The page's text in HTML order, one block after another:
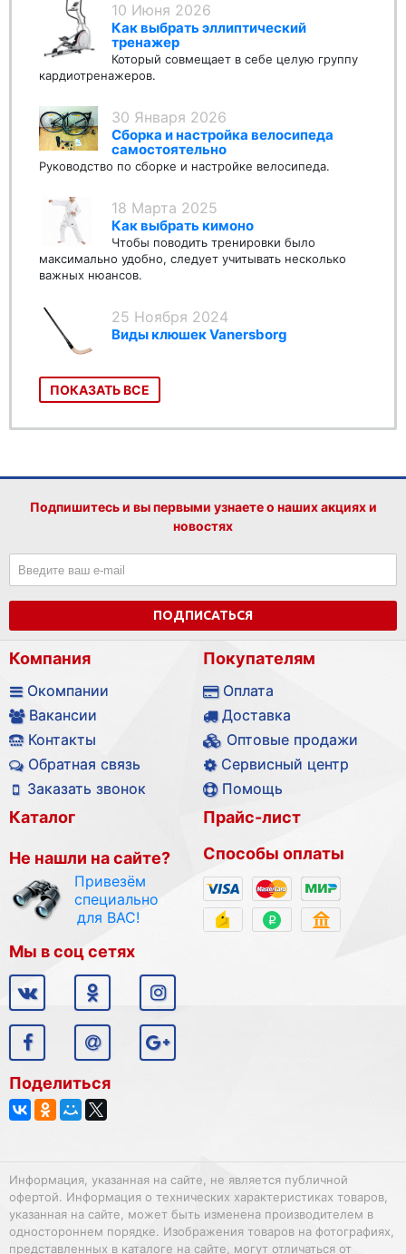
10 Июня 2026
Как выбрать эллиптический
тренажер
Который совмещает в себе целую группу
кардиотренажеров.
30 Января 2026
Сборка и настройка велосипеда
самостоятельно
Руководство по сборке и настройке велосипеда.
18 Марта 2025
Как выбрать кимоно
Чтобы поводить тренировки было
максимально удобно, следует учитывать несколько
важных нюансов.
25 Ноября 2024
Виды клюшек Vanersborg
ПОКАЗАТЬ ВСЕ
Подпишитесь и вы первыми узнаете о наших акциях и
новостях
ПОДПИСАТЬСЯ
Компания
Окомпании
Вакансии
Контакты
Обратная связь
Заказать звонок
Покупателям
Оплата
Доставка
Оптовые продажи
Сервисный центр
Помощь
Каталог
Не нашли на сайте?
Привезём
специально
для ВАС!
Прайс-лист
Способы оплаты
Мы в соц сетях
Поделиться
Информация, указанная на сайте, не является публичной
офертой. Информация о технических характеристиках товаров,
указанная на сайте, может быть изменена производителем в
одностороннем порядке. Изображения товаров на фотографиях,
представленных в каталоге на сайте, могут отличаться от